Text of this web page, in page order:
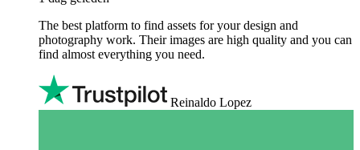
The best platform to find assets for your design and
photography work. Their images are high quality and you can
find almost everything you need.
Reinaldo Lopez